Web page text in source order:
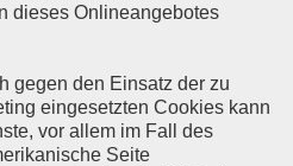
dieses Onlineangebotes
gegen den Einsatz der zu
eingesetzten Cookies kann
vor allem im Fall des
Seite